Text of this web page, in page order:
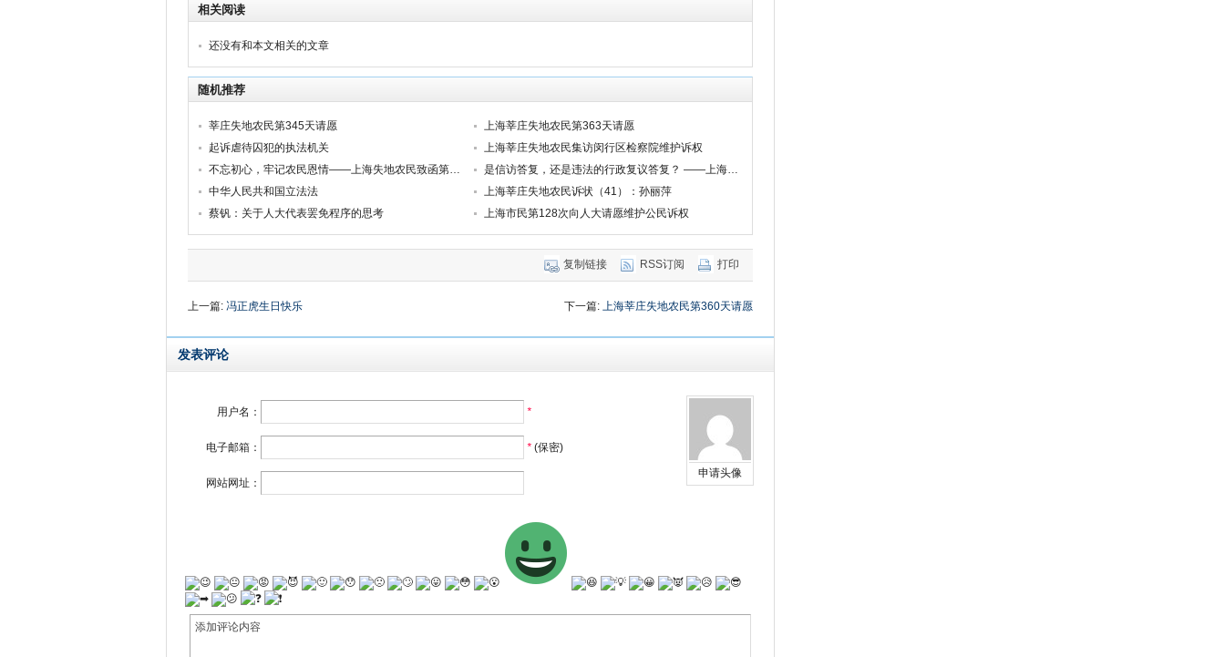
相关阅读
还没有和本文相关的文章
随机推荐
莘庄失地农民第345天请愿
上海莘庄失地农民第363天请愿
起诉虐待囚犯的执法机关
上海莘庄失地农民集访闵行区检察院维护诉权
不忘初心，牢记农民恩情——上海失地农民致函第十三届全国人大四次会议
是信访答复，还是违法的行政复议答复？ ——上海崔福芳被非法拘禁的诉讼系列之二十四
中华人民共和国立法法
上海莘庄失地农民诉状（41）：孙丽萍
蔡钒：关于人大代表罢免程序的思考
上海市民第128次向人大请愿维护公民诉权
打印
RSS订阅
复制链接
上一篇: 冯正虎生日快乐 下一篇: 上海莘庄失地农民第360天请愿
发表评论
用户名： *
电子邮箱： *(保密)
网站网址：
申请头像